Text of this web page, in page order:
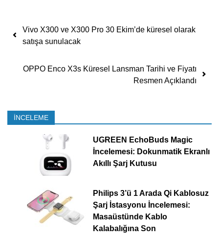
Yazı dolaşımı
Vivo X300 ve X300 Pro 30 Ekim’de küresel olarak
satışa sunulacak
OPPO Enco X3s Küresel Lansman Tarihi ve Fiyatı
Resmen Açıklandı
İNCELEME
UGREEN EchoBuds Magic
İncelemesi: Dokunmatik Ekranlı
Akıllı Şarj Kutusu
Philips 3’ü 1 Arada Qi Kablosuz
Şarj İstasyonu İncelemesi:
Masaüstünde Kablo
Kalabalığına Son